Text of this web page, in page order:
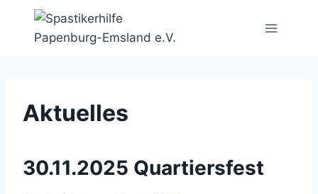
springen
Aktuelles
30.11.2025 Quartiersfest